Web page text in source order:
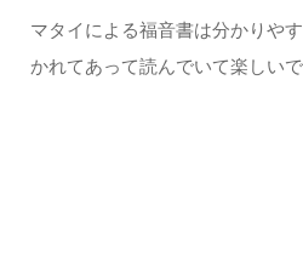
マタイによる福音書は分かりや
かれてあって読んでいて楽しいで